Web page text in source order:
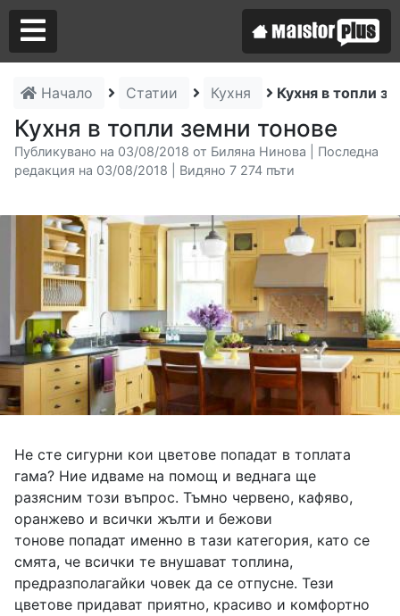
Начало Статии Кухня Кухня в топли
Кухня в топли земни тонове
Публикувано на 03/08/2018 от Биляна Нинова | Последна
редакция на 03/08/2018 | Видяно 7 274 пъти
Не сте сигурни кои цветове попадат в топлата
гама? Ние идваме на помощ и веднага ще
разясним този въпрос. Тъмно червено, кафяво,
оранжево и всички жълти и бежови
тонове попадат именно в тази категория, като се
смята, че всички те внушават топлина,
предразполагайки човек да се отпусне. Тези
цветове придават приятно, красиво и комфортно
Аз съм майстор
Търся майстор